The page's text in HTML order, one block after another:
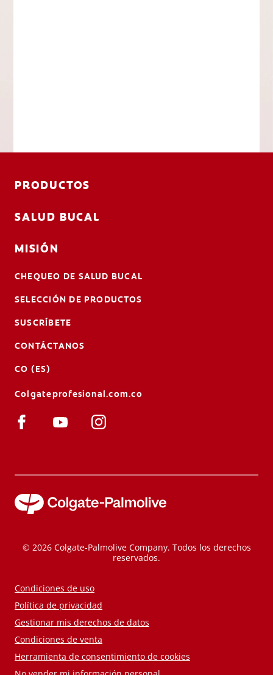
PRODUCTOS
SALUD BUCAL
MISIÓN
CHEQUEO DE SALUD BUCAL
SELECCIÓN DE PRODUCTOS
SUSCRÍBETE
CONTÁCTANOS
CO (ES)
Colgateprofesional.com.co
© 2026 Colgate-Palmolive Company. Todos los derechos
reservados.
Condiciones de uso
Política de privacidad
Gestionar mis derechos de datos
Condiciones de venta
Herramienta de consentimiento de cookies